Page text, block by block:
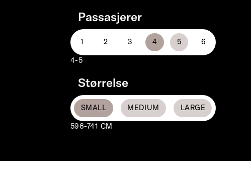
Passasjerer
4-5
Størrelse
596-741 CM